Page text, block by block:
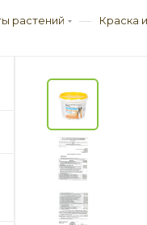
растений — Краска